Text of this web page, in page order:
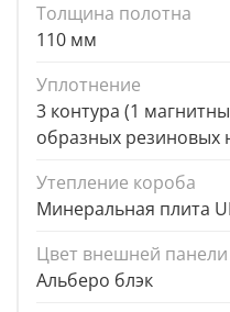
Толщина полотна
110 мм
Уплотнение
3 контура (1
образных резиновых
Утепление короба
Минеральная плита
Цвет внешней панели
Альберо блэк